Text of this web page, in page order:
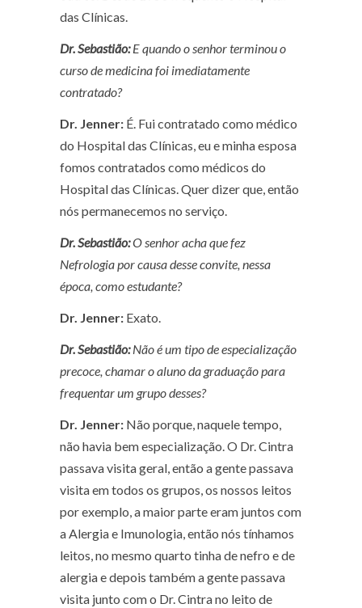
das Clínicas.
Dr. Sebastião:E quando o senhor terminou o
curso de medicina foi imediatamente
contratado?
Dr. Jenner: É. Fui contratado como médico
do Hospital das Clínicas, eu e minha esposa
fomos contratados como médicos do
Hospital das Clínicas. Quer dizer que, então
nós permanecemos no serviço.
Dr. Sebastião:O senhor acha que fez
Nefrologia por causa desse convite, nessa
época, como estudante?
Dr. Jenner: Exato.
Dr. Sebastião:Não é um tipo de especialização
precoce, chamar o aluno da graduação para
frequentar um grupo desses?
Dr. Jenner: Não porque, naquele tempo,
não havia bem especialização. O Dr. Cintra
passava visita geral, então a gente passava
visita em todos os grupos, os nossos leitos
por exemplo, a maior parte eram juntos com
a Alergia e Imunologia, então nós tínhamos
leitos, no mesmo quarto tinha de nefro e de
alergia e depois também a gente passava
visita junto com o Dr. Cintra no leito de